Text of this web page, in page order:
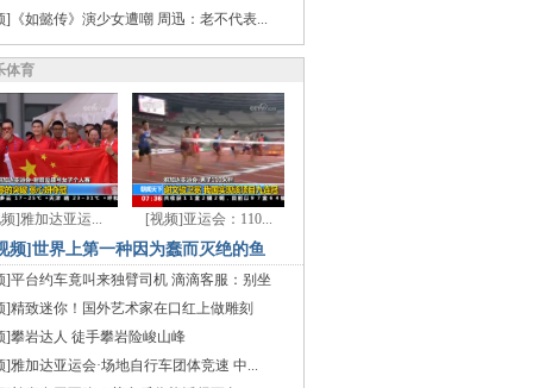
]《如懿传》演少女遭嘲 周迅：老不代表...
体育
]雅加达亚运... [视频]亚运会：110...
频]世界上第一种因为蠢而灭绝的鱼
]平台约车竟叫来独臂司机 滴滴客服：别坐
]精致迷你！国外艺术家在口红上做雕刻
]攀岩达人 徒手攀岩险峻山峰
]雅加达亚运会·场地自行车团体竞速 中...